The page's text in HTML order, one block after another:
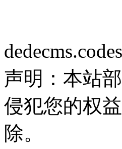
声明：本站
侵犯您的权
除。